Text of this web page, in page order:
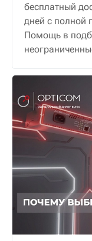
бесплатный
дней с полной
Помощь в